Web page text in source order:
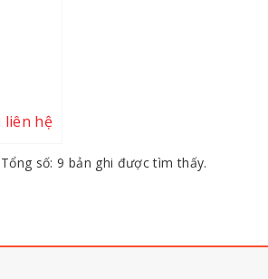
liên hệ
số: 9 bản ghi được tìm thấy.